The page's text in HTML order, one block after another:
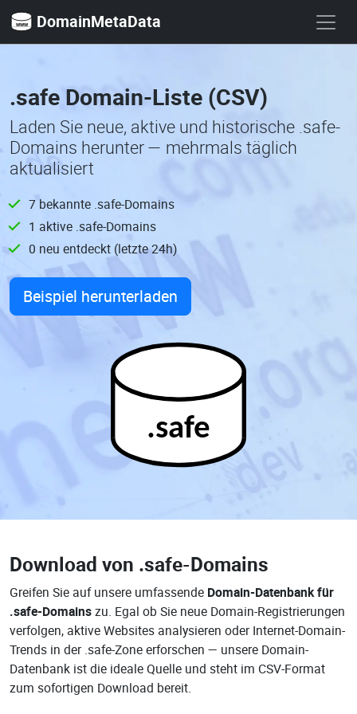
DomainMetaData
.safe Domain-Liste (CSV)
Laden Sie neue, aktive und historische .safe-
Domains herunter — mehrmals täglich
aktualisiert
7 bekannte .safe-Domains
1 aktive .safe-Domains
0 neu entdeckt (letzte 24h)
Beispiel herunterladen
.safe
Download von .safe-Domains
Greifen Sie auf unsere umfassende Domain-Datenbank für
.safe-Domainszu. Egal ob Sie neue Domain-Registrierungen
verfolgen, aktive Websites analysieren oder Internet-Domain-
Trends in der .safe-Zone erforschen — unsere Domain-
Datenbank ist die ideale Quelle und steht im CSV-Format
zum sofortigen Download bereit.